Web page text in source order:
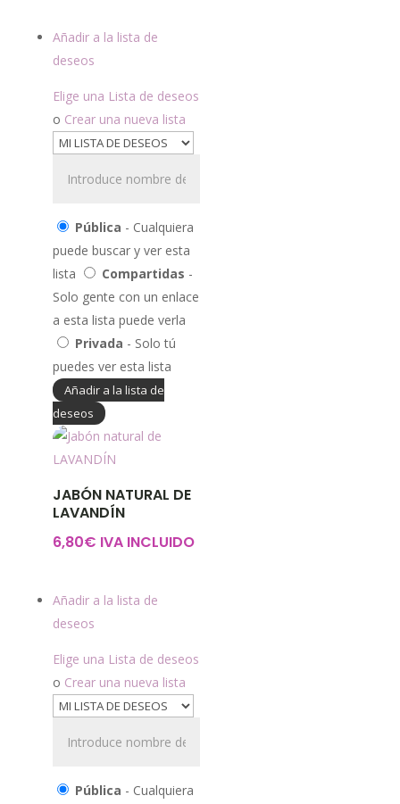
Añadir a la lista de
deseos
Elige una Lista de deseos
o Crear una nueva lista
Pública - Cualquiera
puede buscar y ver esta
lista
Compartidas -
Solo gente con un enlace
a esta lista puede verla
Privada - Solo tú
puedes ver esta lista
Añadir a la lista de
deseos
JABÓN NATURAL DE
LAVANDÍN
6,80€ IVA INCLUIDO
Añadir a la lista de
deseos
Elige una Lista de deseos
o Crear una nueva lista
Pública - Cualquiera